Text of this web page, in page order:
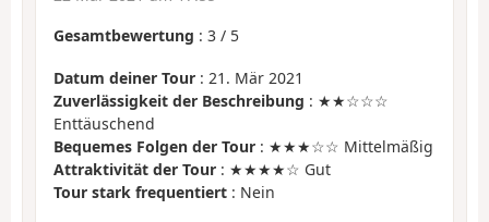
Gesamtbewertung : 3 / 5
Datum deiner Tour : 21. Mär 2021
Zuverlässigkeit der Beschreibung : ★★☆☆☆
Enttäuschend
Bequemes Folgen der Tour : ★★★☆☆ Mittelmäßig
Attraktivität der Tour : ★★★★☆ Gut
Tour stark frequentiert : Nein